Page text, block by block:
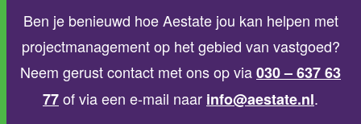
Ben je benieuwd hoe Aestate jou kan helpen met
projectmanagement op het gebied van vastgoed?
Neem gerust contact met ons op via030 – 637 63
77of via een e-mail naar info@aestate.nl.